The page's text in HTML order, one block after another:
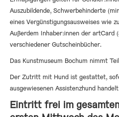
Auszubildende, Schwerbehinderte
eines Vergünstigungsausweises wie
Außerdem Inhaber:innen der artCard
verschiedener Gutscheinbücher.
Das Kunstmuseum Bochum nimmt
Der Zutritt mit Hund ist gestattet,
ausgewiesenen Assistenzhund
Eintritt frei im